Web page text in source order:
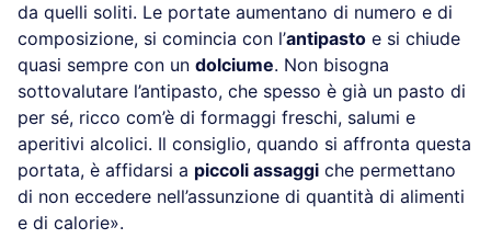
da quelli soliti. Le portate aumentano di numero e di
composizione, si comincia con l’antipasto e si chiude
quasi sempre con un dolciume. Non bisogna
sottovalutare l’antipasto, che spesso è già un pasto di
per sé, ricco com’è di formaggi freschi, salumi e
aperitivi alcolici. Il consiglio, quando si affronta questa
portata, è affidarsi a piccoli assaggi che permettano
di non eccedere nell’assunzione di quantità di alimenti
e di calorie».